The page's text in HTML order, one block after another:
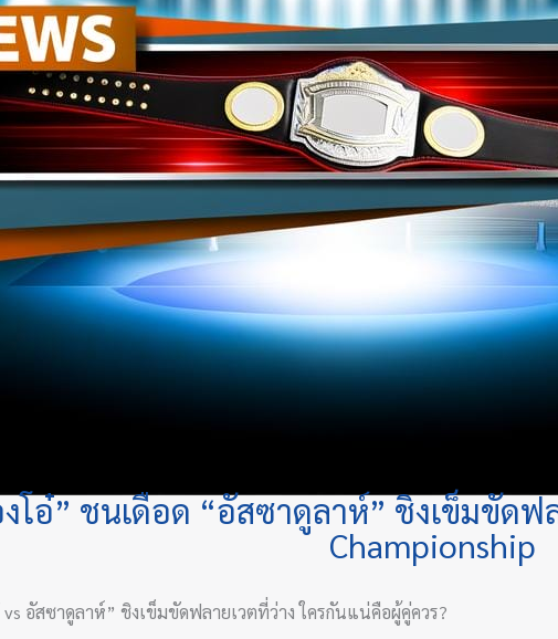
โอ๋” ชนเดือด “อัสซาดูลาห์” ชิงเข็มขัดฟ
Championship
อัสซาดูลาห์” ชิงเข็มขัดฟลายเวตที่ว่าง ใครกันแน่คือผู้คู่ควร?